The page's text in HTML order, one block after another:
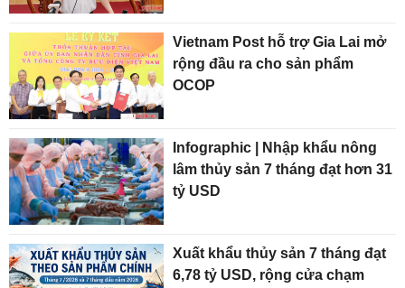
Vietnam Post hỗ trợ Gia Lai mở
rộng đầu ra cho sản phẩm
OCOP
Infographic | Nhập khẩu nông
lâm thủy sản 7 tháng đạt hơn 31
tỷ USD
Xuất khẩu thủy sản 7 tháng đạt
6,78 tỷ USD, rộng cửa chạm